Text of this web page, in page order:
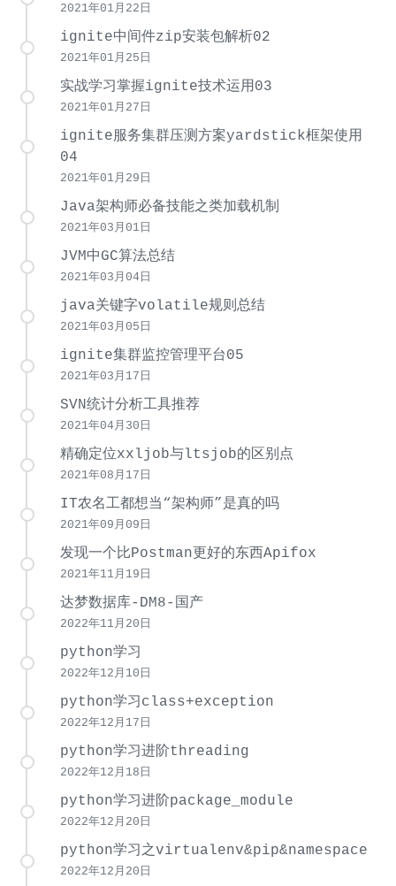
2021年01月22日
ignite中间件zip安装包解析02
2021年01月25日
实战学习掌握ignite技术运用03
2021年01月27日
ignite服务集群压测方案yardstick框架使用
04
2021年01月29日
Java架构师必备技能之类加载机制
2021年03月01日
JVM中GC算法总结
2021年03月04日
java关键字volatile规则总结
2021年03月05日
ignite集群监控管理平台05
2021年03月17日
SVN统计分析工具推荐
2021年04月30日
精确定位xxljob与ltsjob的区别点
2021年08月17日
IT农名工都想当“架构师”是真的吗
2021年09月09日
发现一个比Postman更好的东西Apifox
2021年11月19日
达梦数据库-DM8-国产
2022年11月20日
python学习
2022年12月10日
python学习class+exception
2022年12月17日
python学习进阶threading
2022年12月18日
python学习进阶package_module
2022年12月20日
python学习之virtualenv&pip&namespace
2022年12月20日